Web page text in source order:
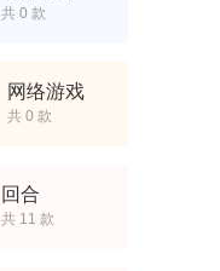
共 0 款
网络游戏
共 0 款
回合
共 11 款